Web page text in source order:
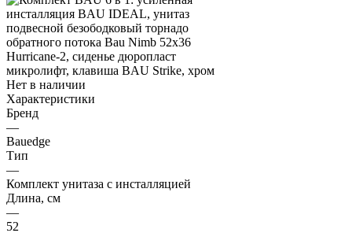
Нет в наличии
Характеристики
Бренд
—
Bauedge
Тип
—
Комплект унитаза c инсталляцией
Длина, см
—
52